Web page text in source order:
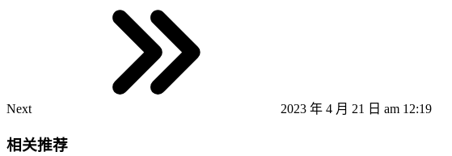
Next 2023 年 4 月 21 日 am 12:19
相关推荐